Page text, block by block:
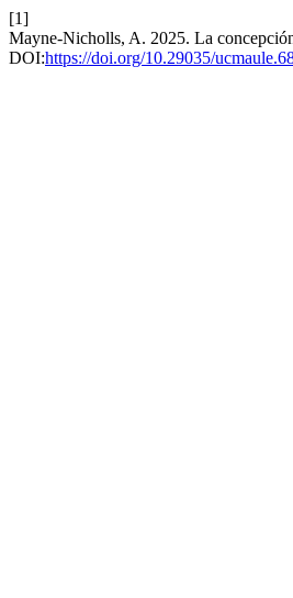
[1]
Mayne-Nicholls, A. 2025. La
DOI:https://doi.org/10.29035/